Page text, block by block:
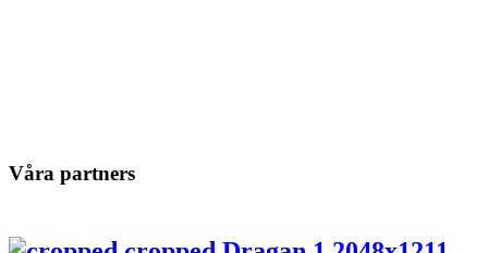
Våra partners